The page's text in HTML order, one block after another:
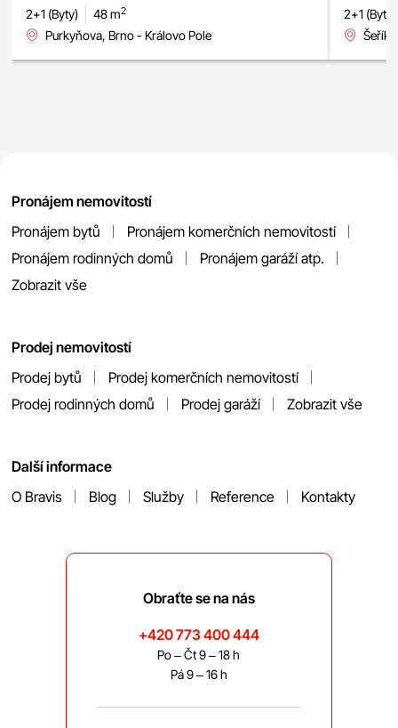
2+1 (Byty) 48 m2
Purkyňova, Brno - Královo Pole
2+1 (Byty)
Pronájem nemovitostí
Pronájem bytů
Pronájem komerčních nemovitostí
Pronájem rodinných domů
Pronájem garáží atp.
Zobrazit vše
Prodej nemovitostí
Prodej bytů
Prodej komerčních nemovitostí
Prodej rodinných domů
Prodej garáží Zobrazit vše
Další informace
O Bravis
Blog Služby Reference Kontakty
Obraťte se na nás
+420 773 400 444
Po – Čt 9 – 18 h
Pá 9 – 16 h